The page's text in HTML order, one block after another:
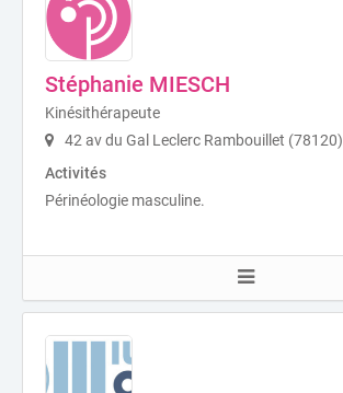
Stéphanie MIESCH
Kinésithérapeute
42 av du Gal Leclerc Rambouillet (78120)
Activités
Périnéologie masculine.